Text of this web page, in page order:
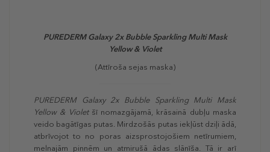
PUREDERMGalaxy 2x Bubble Sparkling Multi Mask
Yellow & Violet
(Attīroša sejas maska)
PUREDERMGalaxy 2x Bubble Sparkling Multi Mask
Yellow & Violet šī nomazgājamā, krāsainā dubļu maska
veido bagātīgas putas. Mirdzošās putas iekļūst dziļi ādā,
atbrīvojot to no poras aizsprostojošiem netīrumiem,
melnajām pinnēm un atmirušā ādas slānīša. Tā ir arī